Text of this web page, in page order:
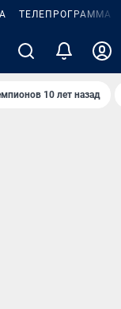
ТЕЛЕПРОГРАММА
10 лет назад